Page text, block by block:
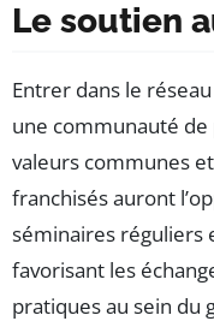
Le soutien
Entrer dans le
une communauté
valeurs communes
franchisés auront
séminaires réguliers
favorisant les
pratiques au sein du